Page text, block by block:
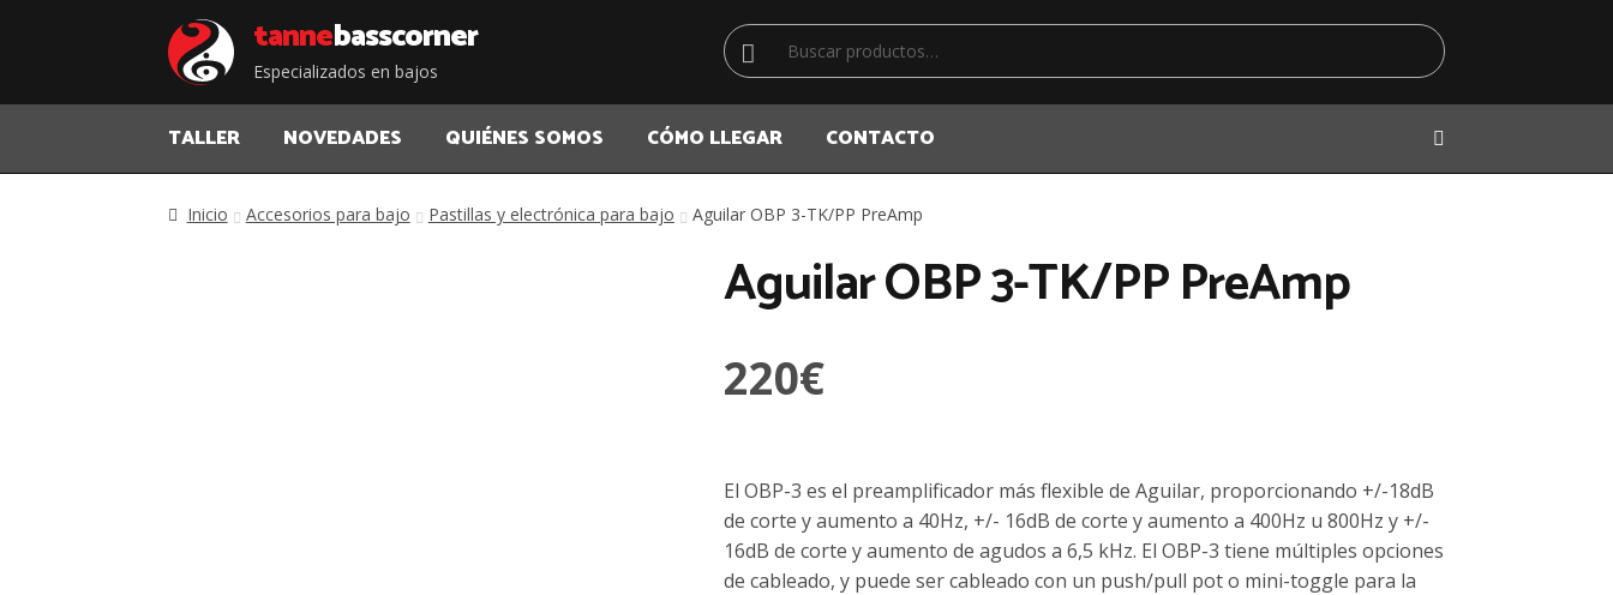
Saltar
a
la
navegación
Saltar
al
contenido
tannebass corner
Especializados en bajos
Buscar
por:
Buscar
TALLER NOVEDADES QUIÉNES SOMOS CÓMO LLEGAR CONTACTO
Inicio Accesorios para bajo Pastillas y electrónica para bajo Aguilar OBP 3-TK/PP PreAmp
Aguilar OBP 3-TK/PP PreAmp
220€
El OBP-3 es el preamplificador más flexible de Aguilar, proporcionando +/-18dB
de corte y aumento a 40Hz, +/- 16dB de corte y aumento a 400Hz u 800Hz y +/-
16dB de corte y aumento de agudos a 6,5 kHz. El OBP-3 tiene múltiples opciones
de cableado, y puede ser cableado con un push/pull pot o mini-toggle para la